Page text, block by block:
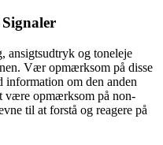
ansigtsudtryk og toneleje
Vær opmærksom på disse
om den anden
være opmærksom på non-
til at forstå og reagere på